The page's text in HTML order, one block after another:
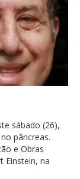
sábado (26),
pâncreas.
e Obras
Einstein, na